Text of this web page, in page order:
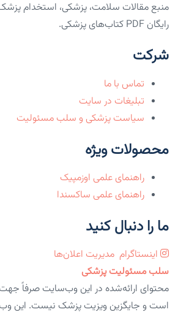
منبع مقالات سلامت، پزشکی، استخدام پزشک
رایگان PDF کتاب‌های پزشکی.
شرکت
تماس با ما
تبلیغات در سایت
سیاست پزشکی و سلب مسئولیت
محصولات ویژه
راهنمای علمی اوزمپیک
راهنمای علمی ساکسندا
ما را دنبال کنید
اینستاگرام مدیریت اعلان‌ها
سلب مسئولیت پزشکی
محتوای ارائه‌شده در این وب‌سایت صرفاً
است و جایگزین ویزیت پزشک نیست. این